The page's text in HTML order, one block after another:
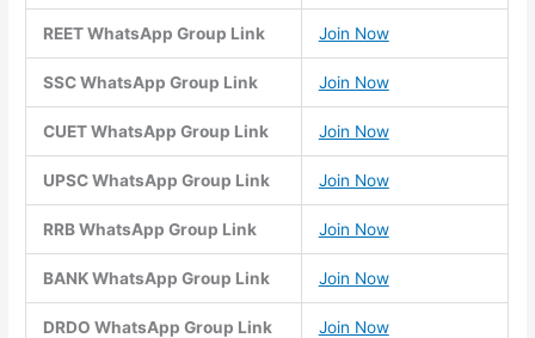
REET WhatsApp Group Link Join Now
SSC WhatsApp Group Link Join Now
CUET WhatsApp Group Link Join Now
UPSC WhatsApp Group Link Join Now
RRB WhatsApp Group Link Join Now
BANK WhatsApp Group Link Join Now
DRDO WhatsApp Group Link Join Now